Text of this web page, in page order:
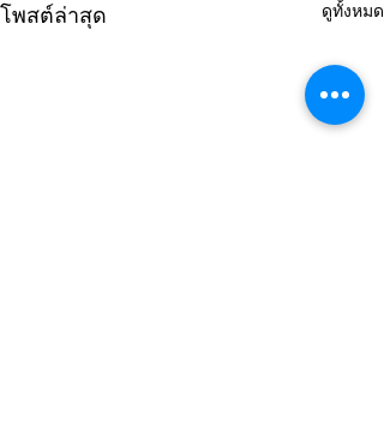
โพสต์ล่าสุด ดูทั้งหมด